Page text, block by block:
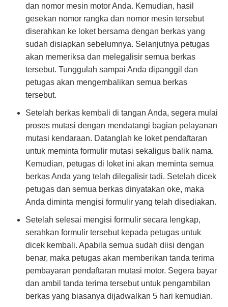
dan nomor mesin motor Anda. Kemudian, hasil
gesekan nomor rangka dan nomor mesin tersebut
diserahkan ke loket bersama dengan berkas yang
sudah disiapkan sebelumnya. Selanjutnya petugas
akan memeriksa dan melegalisir semua berkas
tersebut. Tunggulah sampai Anda dipanggil dan
petugas akan mengembalikan semua berkas
tersebut.
Setelah berkas kembali di tangan Anda, segera mulai
proses mutasi dengan mendatangi bagian pelayanan
mutasi kendaraan. Datanglah ke loket pendaftaran
untuk meminta formulir mutasi sekaligus balik nama.
Kemudian, petugas di loket ini akan meminta semua
berkas Anda yang telah dilegalisir tadi. Setelah dicek
petugas dan semua berkas dinyatakan oke, maka
Anda diminta mengisi formulir yang telah disediakan.
Setelah selesai mengisi formulir secara lengkap,
serahkan formulir tersebut kepada petugas untuk
dicek kembali. Apabila semua sudah diisi dengan
benar, maka petugas akan memberikan tanda terima
pembayaran pendaftaran mutasi motor. Segera bayar
dan ambil tanda terima tersebut untuk pengambilan
berkas yang biasanya dijadwalkan 5 hari kemudian.